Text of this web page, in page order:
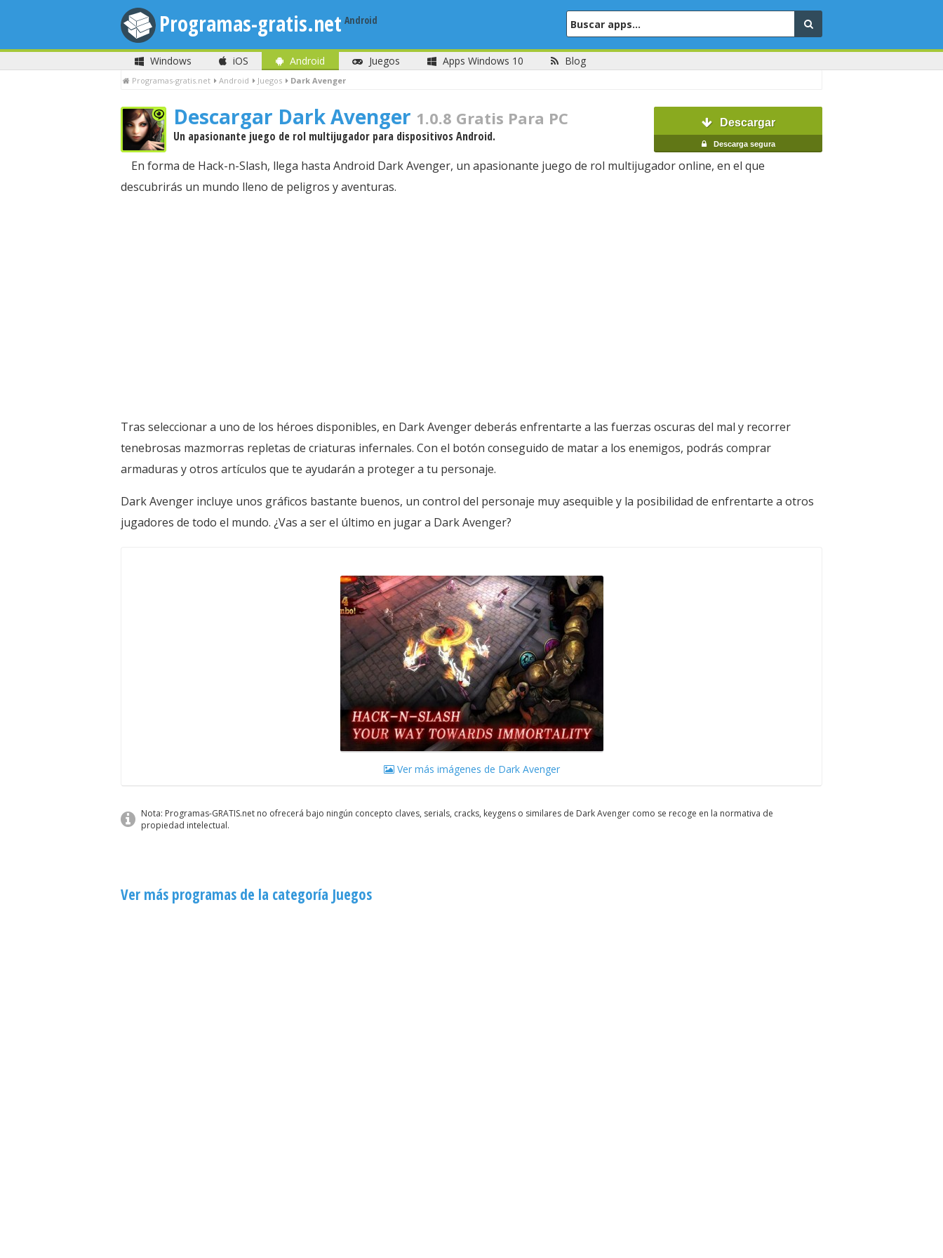
Programas-gratis.net
Windows iOS Android Juegos Apps Windows 10 Blog
Programas-gratis.net Android Juegos Dark Avenger
Descargar Dark Avenger 1.0.8 Gratis Para PC
Un apasionante juego de rol multijugador para dispositivos Android.
Descargar
Descarga segura
En forma de Hack-n-Slash, llega hasta Android Dark Avenger, un apasionante juego de rol multijugador online, en el que
descubrirás un mundo lleno de peligros y aventuras.
Tras seleccionar a uno de los héroes disponibles, en Dark Avenger deberás enfrentarte a las fuerzas oscuras del mal y recorrer
tenebrosas mazmorras repletas de criaturas infernales. Con el botón conseguido de matar a los enemigos, podrás comprar
armaduras y otros artículos que te ayudarán a proteger a tu personaje.
Dark Avenger incluye unos gráficos bastante buenos, un control del personaje muy asequible y la posibilidad de enfrentarte a otros
jugadores de todo el mundo. ¿Vas a ser el último en jugar a Dark Avenger?
Ver más imágenes de Dark Avenger
Nota: Programas-GRATIS.net no ofrecerá bajo ningún concepto claves, serials, cracks, keygens o similares de Dark Avenger como se recoge en la normativa de
propiedad intelectual.
Ver más programas de la categoría Juegos